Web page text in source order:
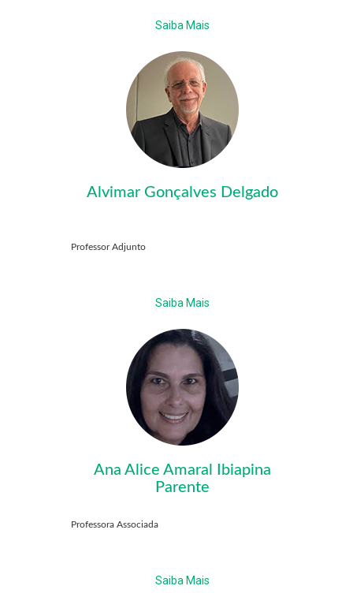
Saiba Mais
Alvimar Gonçalves Delgado
Professor Adjunto
Saiba Mais
Ana Alice Amaral Ibiapina
Parente
Professora Associada
Saiba Mais